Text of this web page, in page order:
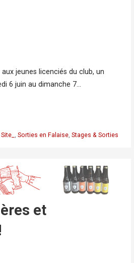
aux jeunes licenciés du club, un
6 juin au dimanche 7…
Sorties en Falaise, Stages & Sorties
et